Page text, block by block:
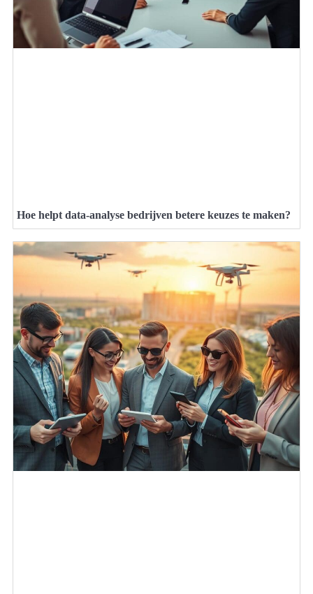
Hoe helpt data-analyse bedrijven betere keuzes te maken?